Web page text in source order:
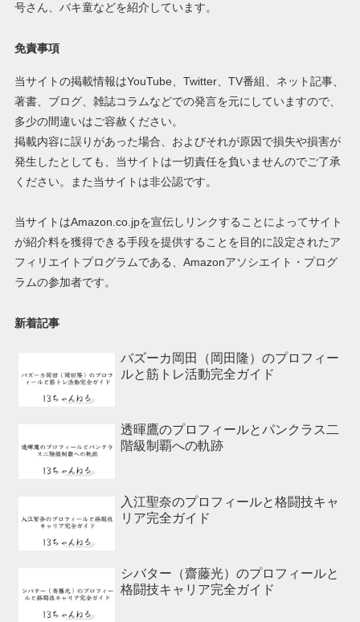
号さん、バキ童などを紹介しています。
免責事項
当サイトの掲載情報はYouTube、Twitter、TV番組、ネット記事、
著書、ブログ、雑誌コラムなどでの発言を元にしていますので、
多少の間違いはご容赦ください。
掲載内容に誤りがあった場合、およびそれが原因で損失や損害が
発生したとしても、当サイトは一切責任を負いませんのでご了承
ください。また当サイトは非公認です。
当サイトはAmazon.co.jpを宣伝しリンクすることによってサイト
が紹介料を獲得できる手段を提供することを目的に設定されたア
フィリエイトプログラムである、Amazonアソシエイト・プログ
ラムの参加者です。
新着記事
バズーカ岡田（岡田隆）のプロフィー
ルと筋トレ活動完全ガイド
透暉鷹のプロフィールとパンクラス二
階級制覇への軌跡
入江聖奈のプロフィールと格闘技キャ
リア完全ガイド
シバター（齋藤光）のプロフィールと
格闘技キャリア完全ガイド